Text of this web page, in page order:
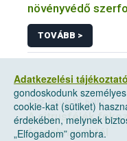
növényvédő
TOVÁBB >
2022. január 10, hétfő
A citrusfélék
forgalmazóktól
Adatkezelési
gondoskodunk
cookie-kat (sütiket)
érdekében, melynek
„Elfogadom” gombra.